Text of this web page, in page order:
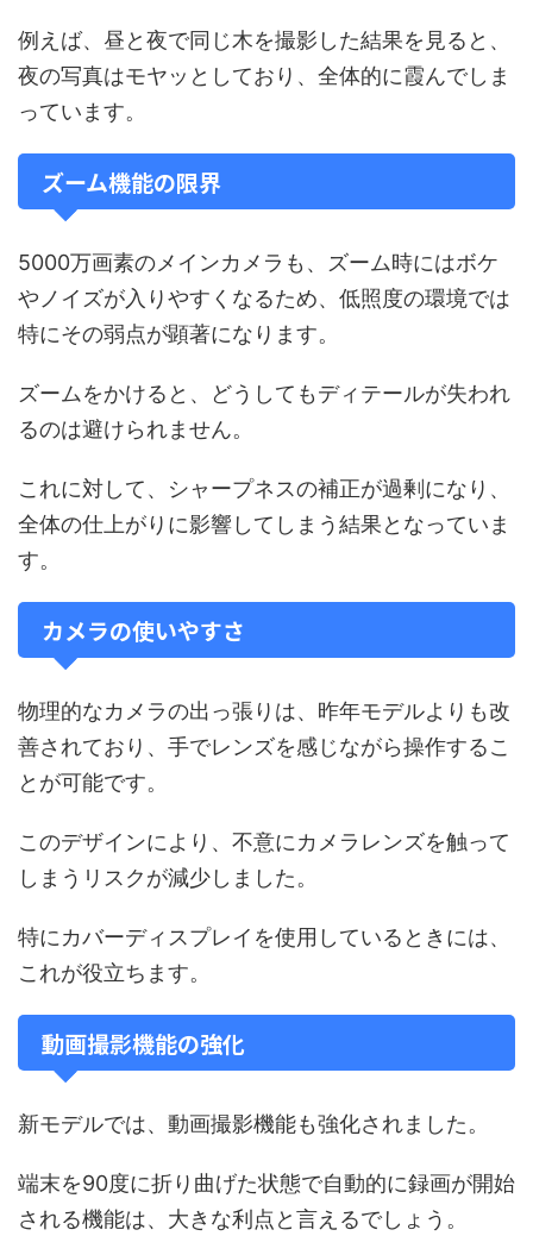
例えば、昼と夜で同じ木を撮影した結果を見ると、
夜の写真はモヤッとしており、全体的に霞んでしま
っています。
ズーム機能の限界
5000万画素のメインカメラも、ズーム時にはボケ
やノイズが入りやすくなるため、低照度の環境では
特にその弱点が顕著になります。
ズームをかけると、どうしてもディテールが失われ
るのは避けられません。
これに対して、シャープネスの補正が過剰になり、
全体の仕上がりに影響してしまう結果となっていま
す。
カメラの使いやすさ
物理的なカメラの出っ張りは、昨年モデルよりも改
善されており、手でレンズを感じながら操作するこ
とが可能です。
このデザインにより、不意にカメラレンズを触って
しまうリスクが減少しました。
特にカバーディスプレイを使用しているときには、
これが役立ちます。
動画撮影機能の強化
新モデルでは、動画撮影機能も強化されました。
端末を90度に折り曲げた状態で自動的に録画が開始
される機能は、大きな利点と言えるでしょう。